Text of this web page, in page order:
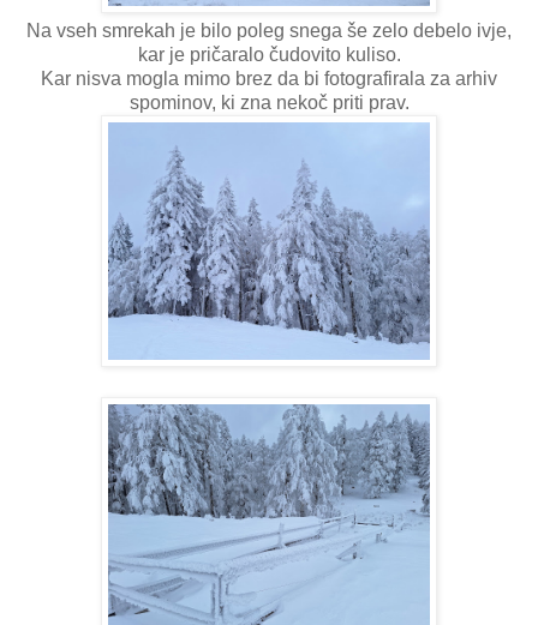
Na vseh smrekah je bilo poleg snega še zelo debelo ivje,
kar je pričaralo čudovito kuliso.
Kar nisva mogla mimo brez da bi fotografirala za arhiv
spominov, ki zna nekoč priti prav.